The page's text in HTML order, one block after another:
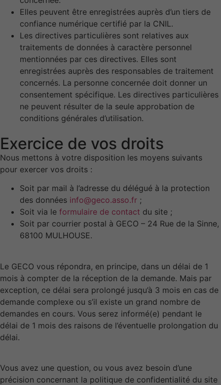
Elles peuvent être enregistrées auprès d’un tiers de
confiance numérique certifié par la CNIL.
Les directives particulières sont relatives aux
traitements de données à caractère personnel
mentionnées par ces directives. Elles sont
enregistrées auprès des responsables de traitement
concernés. La personne concernée doit donner un
consentement spécifique. Les directives particulières
ne peuvent résulter de la seule approbation de
conditions générales d’utilisation.
Exercice de vos droits
Nous mettons à votre disposition les moyens suivants
pour exercer vos droits :
Soit par mail à l’adresse du délégué à la protection
des données info@geco.asso.fr ;
Soit via le formulaire de contact du site ;
Soit par courrier postal à GECO – 24 Rue de la Sinne,
68100 MULHOUSE.
Le GECO vous répondra, en principe, dans un délai de 1
mois à compter de la réception de la demande. Mais par
exception, ce délai sera prolongé jusqu’à 3 mois en cas de
demande complexe ou s’il existe un grand nombre de
demandes en cours. Vous serez informé(e) pendant le
délai de 1 mois des raisons de l’éventuelle prolongation du
délai.
Vous avez une question, ou vous avez besoin d’une
précision concernant la politique de confidentialité du site